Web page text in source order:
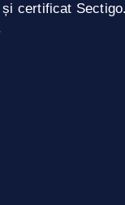
certificat